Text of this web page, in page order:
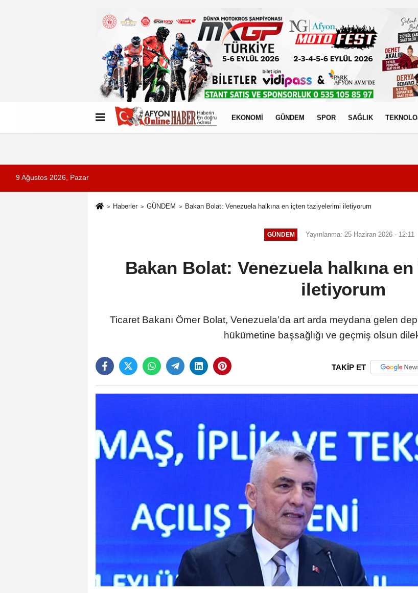
Künye İletişim Çerez Politikası
EKONOMİ GÜNDEM SPOR SAĞLIK
9 Ağustos 2026, Pazar
Haberler GÜNDEM Bakan Bolat: Venezuela halkına en içten taziyelerimi iletiyorum
GÜNDEM Yayınlanma: 25 Haziran 2026 - 12:11
Bakan Bolat: Venezuela halkına
iletiyorum
Ticaret Bakanı Ömer Bolat, Venezuela’da art arda meydana gelen
hükümetine başsağlığı ve geçmiş olsun
TAKİP ET